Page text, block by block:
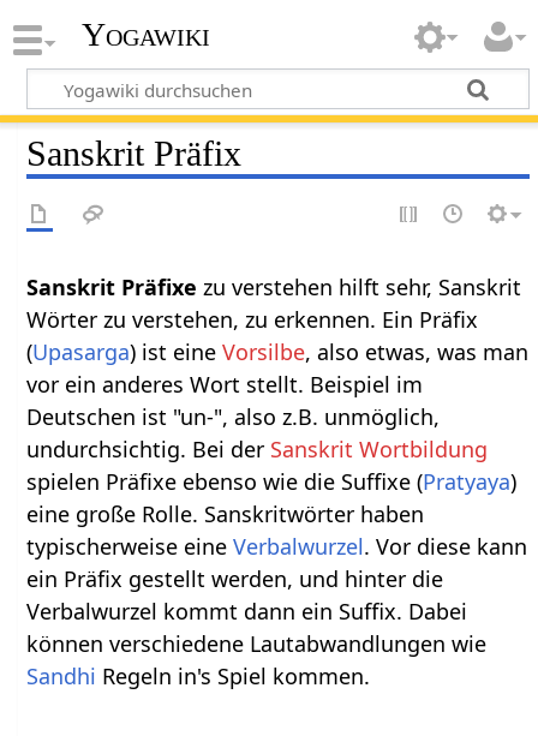
Yogawiki
Sanskrit Präfix
Sanskrit Präfixe zu verstehen hilft sehr, Sanskrit
Wörter zu verstehen, zu erkennen. Ein Präfix
(Upasarga) ist eineVorsilbe, also etwas, was man
vor ein anderes Wort stellt. Beispiel im
Deutschen ist "un-", also z.B. unmöglich,
undurchsichtig. Bei der Sanskrit Wortbildung
spielen Präfixe ebenso wie die Suffixe (Pratyaya)
eine große Rolle. Sanskritwörter haben
typischerweise eineVerbalwurzel. Vor diese kann
ein Präfix gestellt werden, und hinter die
Verbalwurzel kommt dann ein Suffix. Dabei
können verschiedene Lautabwandlungen wie
Sandhi Regeln in's Spiel kommen.